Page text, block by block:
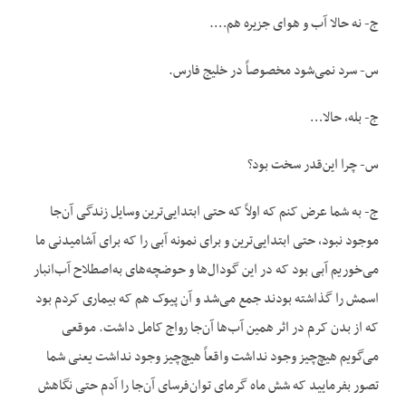
ج- نه حالا آب و هوای جزیره هم….
س- سرد نمی‌شود مخصوصاً در خلیج فارس.
ج- بله، حالا…
س- چرا این‌قدر سخت بود؟
ج- به شما عرض کنم که اولاً که حتی ابتدایی‌ترین وسایل زندگی آن‌جا
موجود نبود، حتی ابتدایی‌ترین و برای نمونه آبی را که برای آشامیدنی ما
می‌خوریم آبی بود که در این گودال‌ها و حوضچه‌های به‌اصطلاح آب‌انبار
اسمش را گذاشته بودند جمع می‌شد و آن پیوک هم که بیماری کردم بود
که از بدن کرم در اثر همین آب‌ها آن‌جا رواج کامل داشت. موقعی
می‌گویم هیچ‌چیز وجود نداشت واقعاً هیچ‌چیز وجود نداشت یعنی شما
تصور بفرمایید که شش ماه گرمای توان‌فرسای آن‌جا را آدم حتی نگاهش